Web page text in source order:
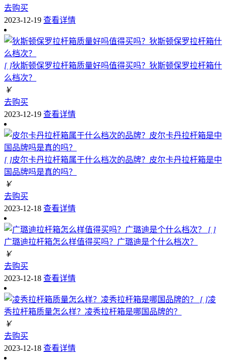
去购买
2023-12-19 查看详情
[ ]狄斯顿保罗拉杆箱质量好吗值得买吗？狄斯顿保罗拉杆箱什
么档次？
￥
去购买
2023-12-19 查看详情
[ ]皮尔卡丹拉杆箱属于什么档次的品牌？皮尔卡丹拉杆箱是中
国品牌吗是真的吗？
￥
去购买
2023-12-18 查看详情
[ ]
广璐迪拉杆箱怎么样值得买吗？广璐迪是个什么档次？
￥
去购买
2023-12-18 查看详情
[ ]凌
秀拉杆箱质量怎么样？凌秀拉杆箱是哪国品牌的？
￥
去购买
2023-12-18 查看详情